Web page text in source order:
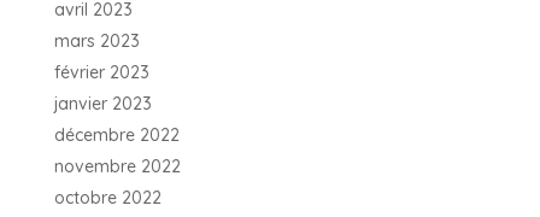
avril 2023
mars 2023
février 2023
janvier 2023
décembre 2022
novembre 2022
octobre 2022